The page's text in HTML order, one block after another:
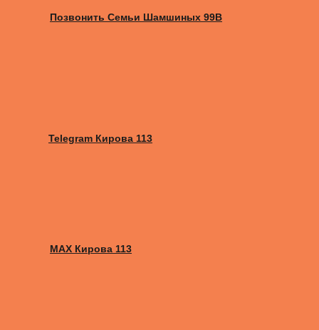
Позвонить Семьи Шамшиных 99В
Telegram Кирова 113
MAX Кирова 113